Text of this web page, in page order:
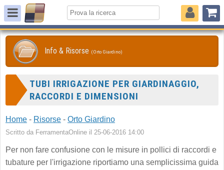
Info & Risorse (Orto Giardino)
TUBI IRRIGAZIONE PER GIARDINAGGIO,
RACCORDI E DIMENSIONI
Home - Risorse - Orto Giardino
Scritto da FerramentaOnline il 25-06-2016 14:00
Per non fare confusione con le misure in pollici di raccordi e
tubature per l'irrigazione riportiamo una semplicissima guida